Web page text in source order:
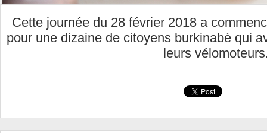
Cette journée du 28 février 2018 a
pour une dizaine de citoyens burkinabè qui
leurs